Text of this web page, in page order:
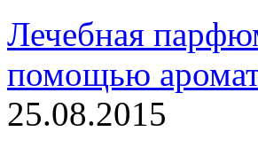
Лечебная
помощью
25.08.2015